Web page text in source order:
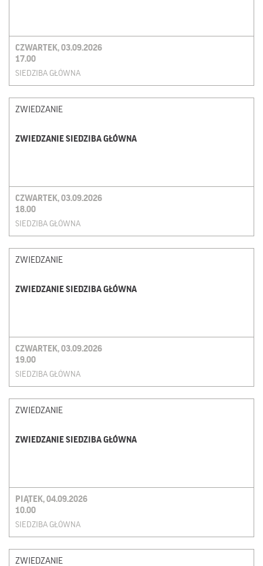
CZWARTEK, 03.09.2026
17.00
SIEDZIBA GŁÓWNA
ZWIEDZANIE
ZWIEDZANIE SIEDZIBA GŁÓWNA
CZWARTEK, 03.09.2026
18.00
SIEDZIBA GŁÓWNA
ZWIEDZANIE
ZWIEDZANIE SIEDZIBA GŁÓWNA
CZWARTEK, 03.09.2026
19.00
SIEDZIBA GŁÓWNA
ZWIEDZANIE
ZWIEDZANIE SIEDZIBA GŁÓWNA
PIĄTEK, 04.09.2026
10.00
SIEDZIBA GŁÓWNA
ZWIEDZANIE